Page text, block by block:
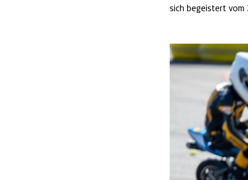
sich begeistert vom